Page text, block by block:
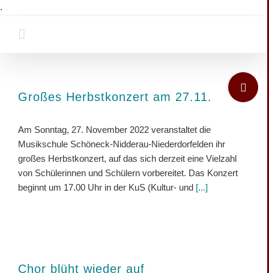
.
Großes Herbstkonzert am 27.11.
Am Sonntag, 27. November 2022 veranstaltet die
Musikschule Schöneck-Nidderau-Niederdorfelden ihr
großes Herbstkonzert, auf das sich derzeit eine Vielzahl
von Schülerinnen und Schülern vorbereitet. Das Konzert
beginnt um 17.00 Uhr in der KuS (Kultur- und [...]
Chor blüht wieder auf
Toggle
Sliding